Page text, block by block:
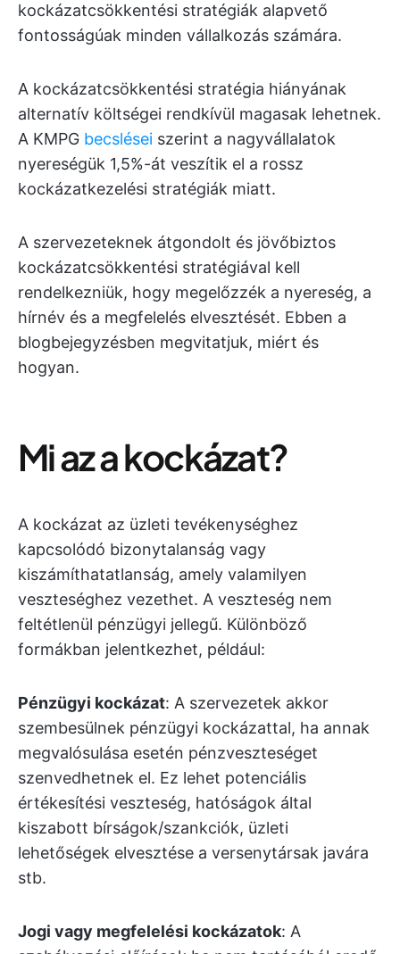
kockázatcsökkentési stratégiák alapvető
fontosságúak minden vállalkozás számára.
A kockázatcsökkentési stratégia hiányának
alternatív költségei rendkívül magasak lehetnek.
A KMPG becslései szerint a nagyvállalatok
nyereségük 1,5%-át veszítik el a rossz
kockázatkezelési stratégiák miatt.
A szervezeteknek átgondolt és jövőbiztos
kockázatcsökkentési stratégiával kell
rendelkezniük, hogy megelőzzék a nyereség, a
hírnév és a megfelelés elvesztését. Ebben a
blogbejegyzésben megvitatjuk, miért és
hogyan.
Mi az a kockázat?
A kockázat az üzleti tevékenységhez
kapcsolódó bizonytalanság vagy
kiszámíthatatlanság, amely valamilyen
veszteséghez vezethet. A veszteség nem
feltétlenül pénzügyi jellegű. Különböző
formákban jelentkezhet, például:
Pénzügyi kockázat: A szervezetek akkor
szembesülnek pénzügyi kockázattal, ha annak
megvalósulása esetén pénzveszteséget
szenvedhetnek el. Ez lehet potenciális
értékesítési veszteség, hatóságok által
kiszabott bírságok/szankciók, üzleti
lehetőségek elvesztése a versenytársak javára
stb.
Jogi vagy megfelelési kockázatok: A